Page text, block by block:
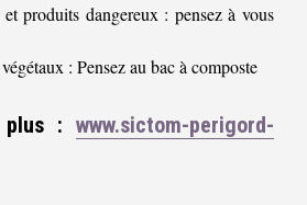
produits dangereux : pensez à vous
: Pensez au bac à composte
plus : www.sictom-perigord-